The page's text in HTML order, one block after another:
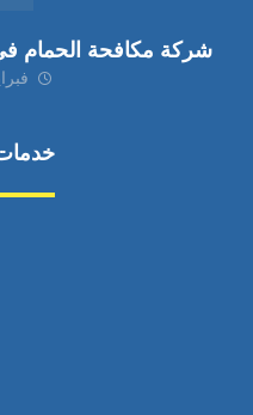
شركة مكافحة الحمام في رأس
فبراير 1,